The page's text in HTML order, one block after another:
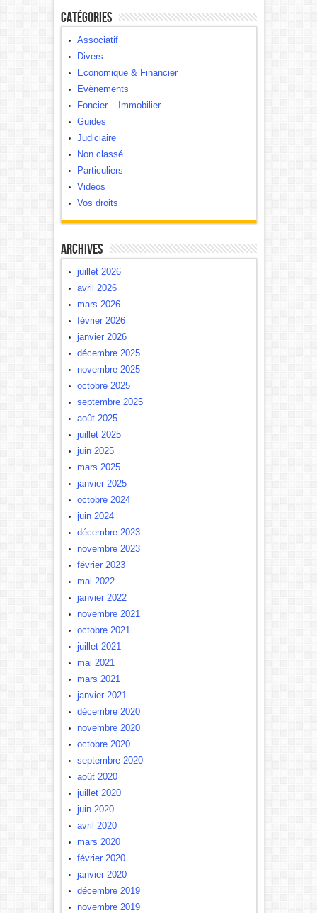
Catégories
Associatif
Divers
Economique & Financier
Evènements
Foncier – Immobilier
Guides
Judiciaire
Non classé
Particuliers
Vidéos
Vos droits
Archives
juillet 2026
avril 2026
mars 2026
février 2026
janvier 2026
décembre 2025
novembre 2025
octobre 2025
septembre 2025
août 2025
juillet 2025
juin 2025
mars 2025
janvier 2025
octobre 2024
juin 2024
décembre 2023
novembre 2023
février 2023
mai 2022
janvier 2022
novembre 2021
octobre 2021
juillet 2021
mai 2021
mars 2021
janvier 2021
décembre 2020
novembre 2020
octobre 2020
septembre 2020
août 2020
juillet 2020
juin 2020
avril 2020
mars 2020
février 2020
janvier 2020
décembre 2019
novembre 2019